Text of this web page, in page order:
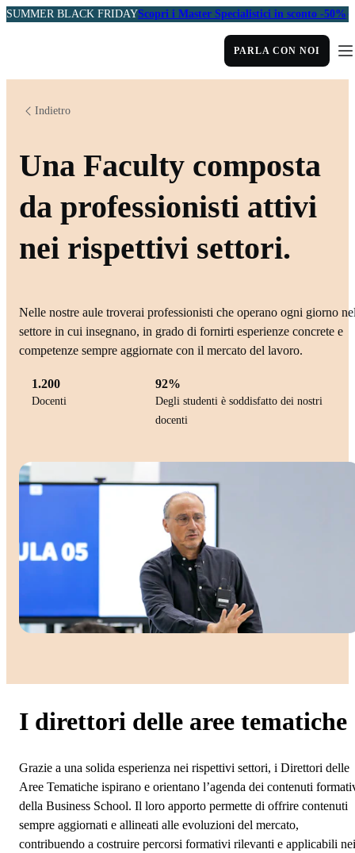
SUMMER BLACK FRIDAYScopri i Master Specialistici in sconto -50%
PARLA CON NOI
Indietro
Una Faculty composta
da professionisti attivi
nei rispettivi settori.
Nelle nostre aule troverai professionisti che operano ogni giorno
settore in cui insegnano, in grado di fornirti esperienze concrete e
competenze sempre aggiornate con il mercato del lavoro.
1.200
Docenti
92%
Degli studenti è soddisfatto dei nostri
docenti
I direttori delle aree tematiche
Grazie a una solida esperienza nei rispettivi settori, i Direttori delle
Aree Tematiche ispirano e orientano l’agenda dei contenuti
della Business School. Il loro apporto permette di offrire contenuti
sempre aggiornati e allineati alle evoluzioni del mercato,
contribuendo a costruire percorsi formativi rilevanti e applicabili nei